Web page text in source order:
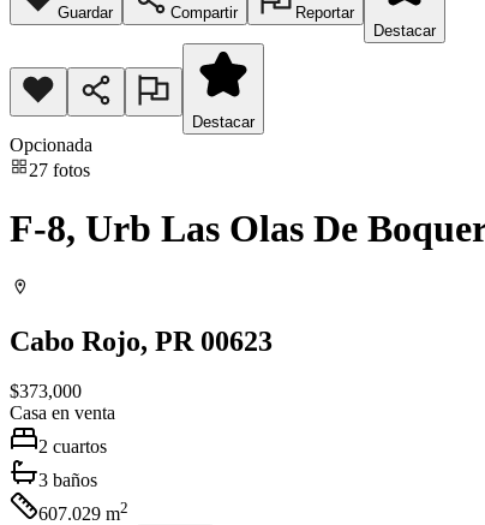
Guardar Compartir
Reportar
Destacar
Destacar
Opcionada
27 fotos
F-8, Urb Las Olas De
Cabo Rojo, PR 00623
$373,000
Casa en venta
2 cuartos
3 baños
607.029 m2